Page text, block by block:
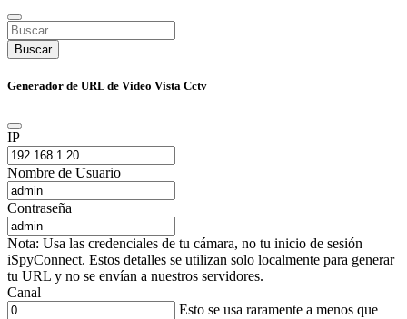
Buscar
Generador de URL de Video Vista Cctv
IP
Nombre de Usuario
Contraseña
Nota: Usa las credenciales de tu cámara, no tu inicio de sesión
iSpyConnect. Estos detalles se utilizan solo localmente para generar
tu URL y no se envían a nuestros servidores.
Canal
Esto se usa raramente a menos que